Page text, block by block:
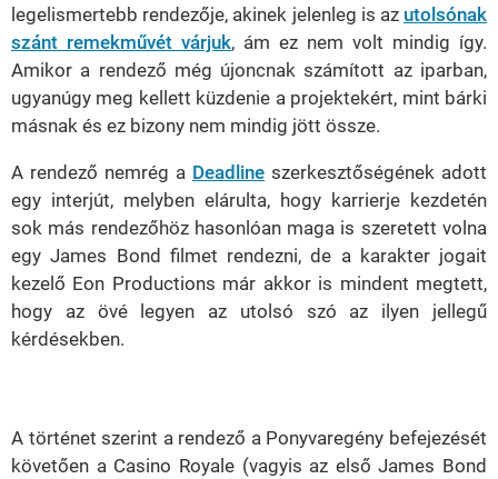
legelismertebb rendezője, akinek jelenleg is az utolsónak
szánt remekművét várjuk, ám ez nem volt mindig így.
Amikor a rendező még újoncnak számított az iparban,
ugyanúgy meg kellett küzdenie a projektekért, mint bárki
másnak és ez bizony nem mindig jött össze.
A rendező nemrég a Deadline szerkesztőségének adott
egy interjút, melyben elárulta, hogy karrierje kezdetén
sok más rendezőhöz hasonlóan maga is szeretett volna
egy James Bond filmet rendezni, de a karakter jogait
kezelő Eon Productions már akkor is mindent megtett,
hogy az övé legyen az utolsó szó az ilyen jellegű
kérdésekben.
A történet szerint a rendező a Ponyvaregény befejezését
követően a Casino Royale (vagyis az első James Bond